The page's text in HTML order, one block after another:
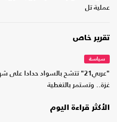
عملية تل
تقرير خاص
سياسة
"عربي21" تتشح بالسواد حدادا
غزة.. وتستمر بالتغطية
الأكثر قراءة اليوم